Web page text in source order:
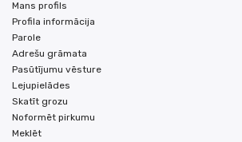
Mans profils
Profila informācija
Parole
Adrešu grāmata
Pasūtījumu vēsture
Lejupielādes
Skatīt grozu
Noformēt pirkumu
Meklēt